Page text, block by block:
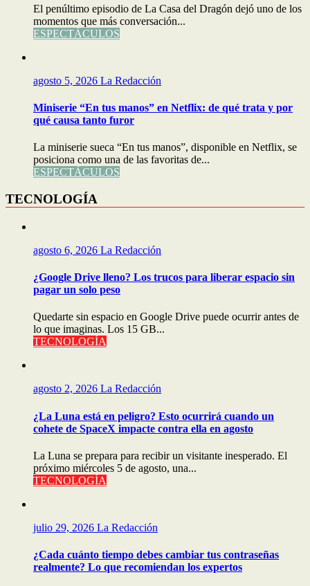
El penúltimo episodio de La Casa del Dragón dejó uno de los
momentos que más conversación...
ESPECTÁCULOS
agosto 5, 2026 La Redacción
Miniserie “En tus manos” en Netflix: de qué trata y por
qué causa tanto furor
La miniserie sueca “En tus manos”, disponible en Netflix, se
posiciona como una de las favoritas de...
ESPECTÁCULOS
TECNOLOGÍA
agosto 6, 2026 La Redacción
¿Google Drive lleno? Los trucos para liberar espacio sin
pagar un solo peso
Quedarte sin espacio en Google Drive puede ocurrir antes de
lo que imaginas. Los 15 GB...
TECNOLOGÍA
agosto 2, 2026 La Redacción
¿La Luna está en peligro? Esto ocurrirá cuando un
cohete de SpaceX impacte contra ella en agosto
La Luna se prepara para recibir un visitante inesperado. El
próximo miércoles 5 de agosto, una...
TECNOLOGÍA
julio 29, 2026 La Redacción
¿Cada cuánto tiempo debes cambiar tus contraseñas
realmente? Lo que recomiendan los expertos